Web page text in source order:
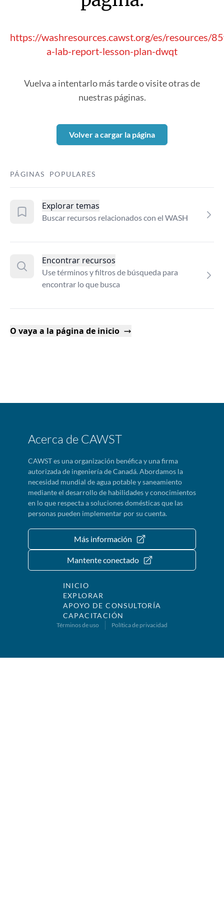
https://washresources.cawst.org/es/resources/
a-lab-report-lesson-plan-dwqt
Vuelva a intentarlo más tarde o visite otras de
nuestras páginas.
Volver a cargar la página
PÁGINAS POPULARES
Explorar temas
Buscar recursos relacionados con el WASH
Encontrar recursos
Use términos y filtros de búsqueda para
encontrar lo que busca
O vaya a la página de inicio
Acerca de CAWST
CAWST es una organización benéfica y una firma
autorizada de ingeniería de Canadá. Abordamos la
necesidad mundial de agua potable y saneamiento
mediante el desarrollo de habilidades y conocimientos
en lo que respecta a soluciones domésticas que las
personas pueden implementar por su cuenta.
Más información
Mantente conectado
INICIO
EXPLORAR
APOYO DE CONSULTORÍA
CAPACITACIÓN
Términos de uso Política de privacidad